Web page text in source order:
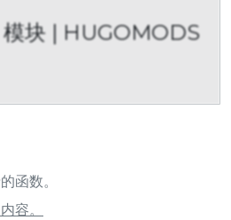
块 | HUGOMODS
函数。
容。